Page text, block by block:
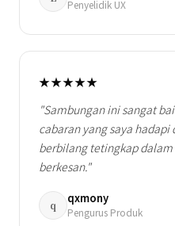
Penyelidik UX
★★★★★
"Sambungan ini sangat
cabaran yang saya
berbilang tetingkap
berkesan."
q qxmony
Pengurus Produk